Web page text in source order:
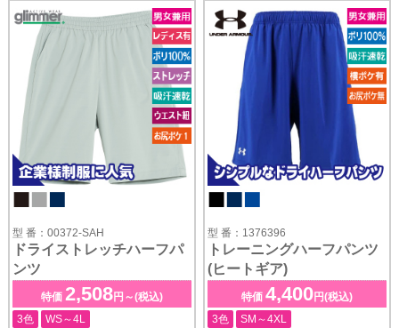
型 番：00372-SAH
ドライストレッチハーフパ
ンツ
特価 2,508円～(税込)
3色
WS～4L
型 番：1376396
トレーニングハーフパンツ
(ヒートギア)
特価 4,400円(税込)
3色
SM～4XL